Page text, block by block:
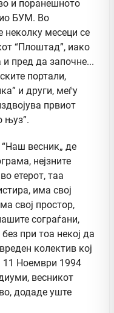
и поранешното
БУМ. Во
неколку месеци се
“Плоштад”, иако
пред да започне...
портали,
и други, меѓу
првиот
њуз”.
весник„ де
нејзните
етерот, таа
има свој
свој простор,
сограѓани,
при тоа некој да
колектив кој
11 Ноември 1994
весникот
додаде уште